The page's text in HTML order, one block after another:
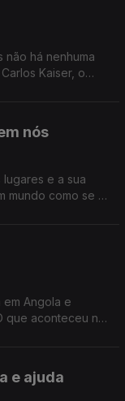
há nenhuma
Kaiser, o
nós
lugares e a sua
mundo como se o
em Angola e
que aconteceu na
e ajuda